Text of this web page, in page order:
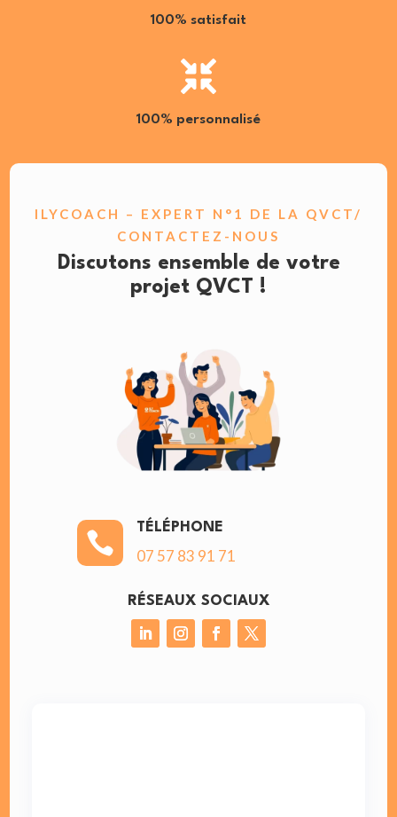
100% satisfait

100% personnalisé
ILYCOACH – EXPERT N°1 DE LA QVCT/
CONTACTEZ-NOUS
Discutons ensemble de votre
projet QVCT !

TÉLÉPHONE
07 57 83 91 71
RÉSEAUX SOCIAUX